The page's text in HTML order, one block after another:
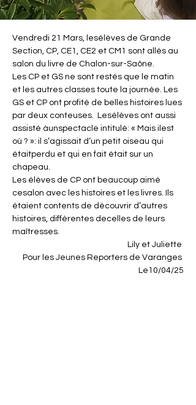
Vendredi 21 Mars, lesélèves de Grande
Section, CP, CE1, CE2 et CM1 sont allés au
salon du livre de Chalon-sur-Saône.
Les CP et GS ne sont restés que le matin
et les autres classes toute la journée. Les
GS et CP ont profité de belles histoires lues
par deux conteuses.  Lesélèves ont aussi
assisté àunspectacle intitulé: « Mais ilest
où ? »: il s’agissait d’un petit oiseau qui
étaitperdu et qui en fait était sur un
chapeau.
Les élèves de CP ont beaucoup aimé
cesalon avec les histoires et les livres. Ils
étaient contents de découvrir d’autres
histoires, différentes decelles de leurs
maîtresses.
Lily et Juliette
Pour les Jeunes Reporters de Varanges
Le10/04/25